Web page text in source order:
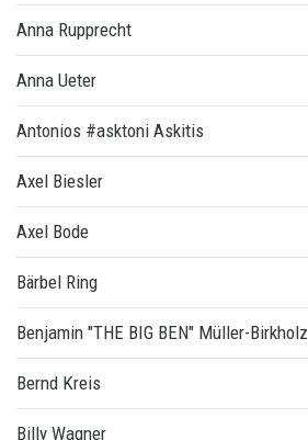
Anna Rupprecht
Anna Ueter
Antonios #asktoni Askitis
Axel Biesler
Axel Bode
Bärbel Ring
Benjamin "THE BIG BEN" Müller-Birkholz
Bernd Kreis
Billy Wagner